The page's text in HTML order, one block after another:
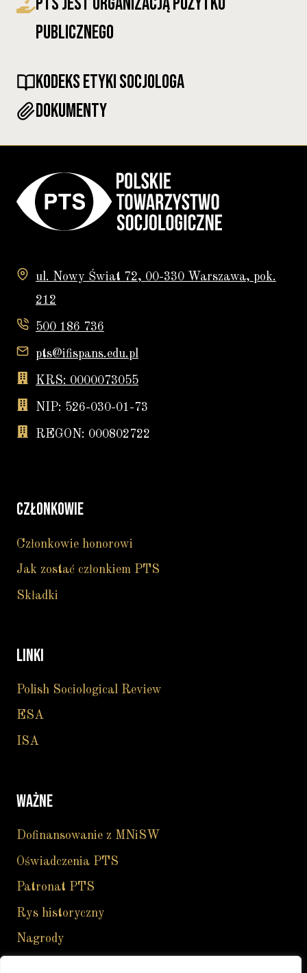
Publicznego
KODEKS ETYKI SOCJOLOGA
DOKUMENTY
ul. Nowy Świat 72, 00-330 Warszawa, pok.
212
500 186 736
pts@ifispans.edu.pl
KRS: 0000073055
NIP: 526-030-01-73
REGON: 000802722
CZŁONKOWIE
Członkowie honorowi
Jak zostać członkiem PTS
Składki
LINKI
Polish Sociological Review
ESA
ISA
WAŻNE
Dofinansowanie z MNiSW
Oświadczenia PTS
Patronat PTS
Rys historyczny
Nagrody